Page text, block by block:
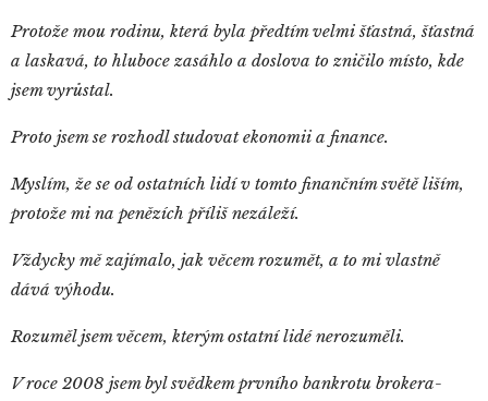
Protože mou rodinu, která byla předtím velmi šťastná, šťastná
a laskavá, to hluboce zasáhlo a doslova to zničilo místo, kde
jsem vyrůstal.
Proto jsem se rozhodl studovat ekonomii a finance.
Myslím, že se od ostatních lidí v tomto finančním světě liším,
protože mi na penězích příliš nezáleží.
Vždycky mě zajímalo, jak věcem rozumět, a to mi vlastně
dává výhodu.
Rozuměl jsem věcem, kterým ostatní lidé nerozuměli.
V roce 2008 jsem byl svědkem prvního bankrotu brokera-